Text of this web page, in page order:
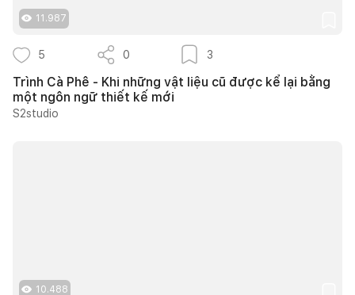
11.987
5 0 3
Trình Cà Phê - Khi những vật liệu cũ được kể lại bằng
một ngôn ngữ thiết kế mới
S2studio
10.488